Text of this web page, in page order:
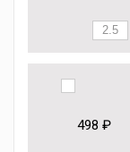
498 ₽